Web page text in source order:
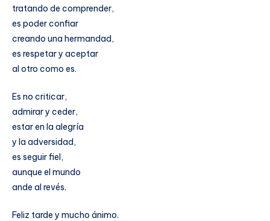
tratando de comprender,
es poder confiar
creando una hermandad,
es respetar y aceptar
al otro como es.
Es no criticar,
admirar y ceder,
estar en la alegría
y la adversidad,
es seguir fiel,
aunque el mundo
ande al revés.
Feliz tarde y mucho ánimo.